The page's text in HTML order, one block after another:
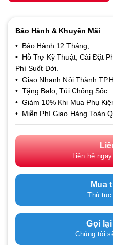
Bảo Hành & Khuyến Mãi
• Bảo Hành 12 Tháng,
• Hỗ Trợ Kỹ Thuật, Cài Đặt
Phí Suốt Đời.
• Giao Nhanh Nội Thành
• Tặng Balo, Túi Chống Sốc.
• Giảm 10% Khi Mua Phụ
• Miễn Phí Giao Hàng Toàn
Liên hệ
Mua
Thủ
Gọi
Chúng tôi